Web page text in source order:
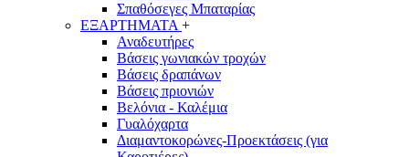
Σπαθόσεγες Μπαταρίας
ΕΞΑΡΤΗΜΑΤΑ +
Αναδευτήρες
Βάσεις γωνιακών τροχών
Βάσεις δραπάνων
Βάσεις πριονιών
Βελόνια - Καλέμια
Γυαλόχαρτα
Διαμαντοκορώνες-Προεκτάσεις (για